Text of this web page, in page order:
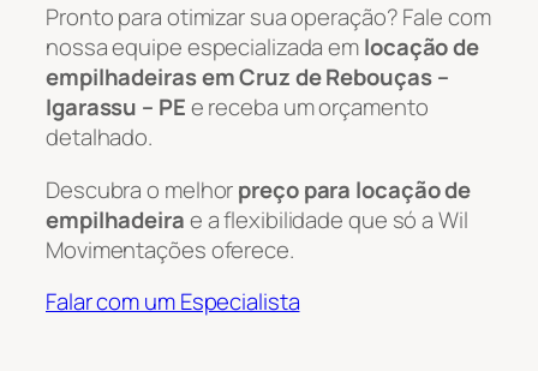
Pronto para otimizar sua operação? Fale com
nossa equipe especializada emlocação de
empilhadeiras em Cruz de Rebouças –
Igarassu – PEe receba um orçamento
detalhado.
Descubra o melhorpreço para locação de
empilhadeirae a flexibilidade que só a Wil
Movimentações oferece.
Falar com um Especialista